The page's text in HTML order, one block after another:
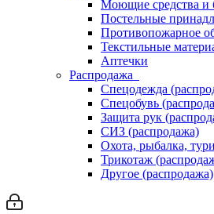
Моющие средства и
Постельные
Противопожарное
Текстильные
Аптечки
Распродажа
Спецодежда
Спецобувь
Защита рук
СИЗ (распродажа)
Охота, рыбалка,
Трикотаж
Другое (распродажа)